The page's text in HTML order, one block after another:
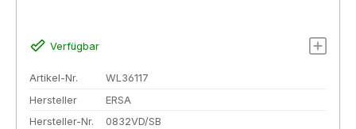
Verfügbar
Artikel-Nr.
WL36117
Hersteller
ERSA
Hersteller-Nr.
0832VD/SB